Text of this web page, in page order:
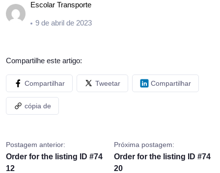
Escolar Transporte
9 de abril de 2023
Compartilhe este artigo:
Compartilhar Tweetar Compartilhar
cópia de
Postagem anterior:
Order for the listing ID #74
12
Próxima postagem:
Order for the listing ID #74
20